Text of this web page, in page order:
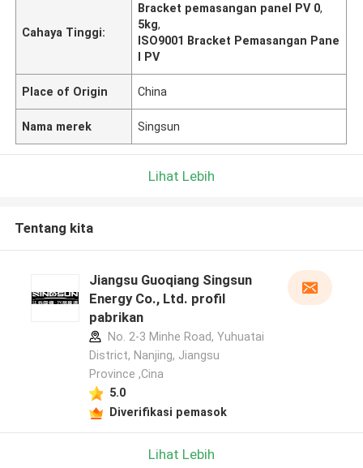
Cahaya Tinggi:
Bracket pemasangan panel PV 0,
5kg,
ISO9001 Bracket Pemasangan Pane
l PV
Place of Origin China
Nama merek Singsun
Lihat Lebih
Tentang kita
Jiangsu Guoqiang Singsun
Energy Co., Ltd. profil
pabrikan
No. 2-3 Minhe Road, Yuhuatai
District, Nanjing, Jiangsu
Province ,Cina
5.0
Diverifikasi pemasok
Lihat Lebih